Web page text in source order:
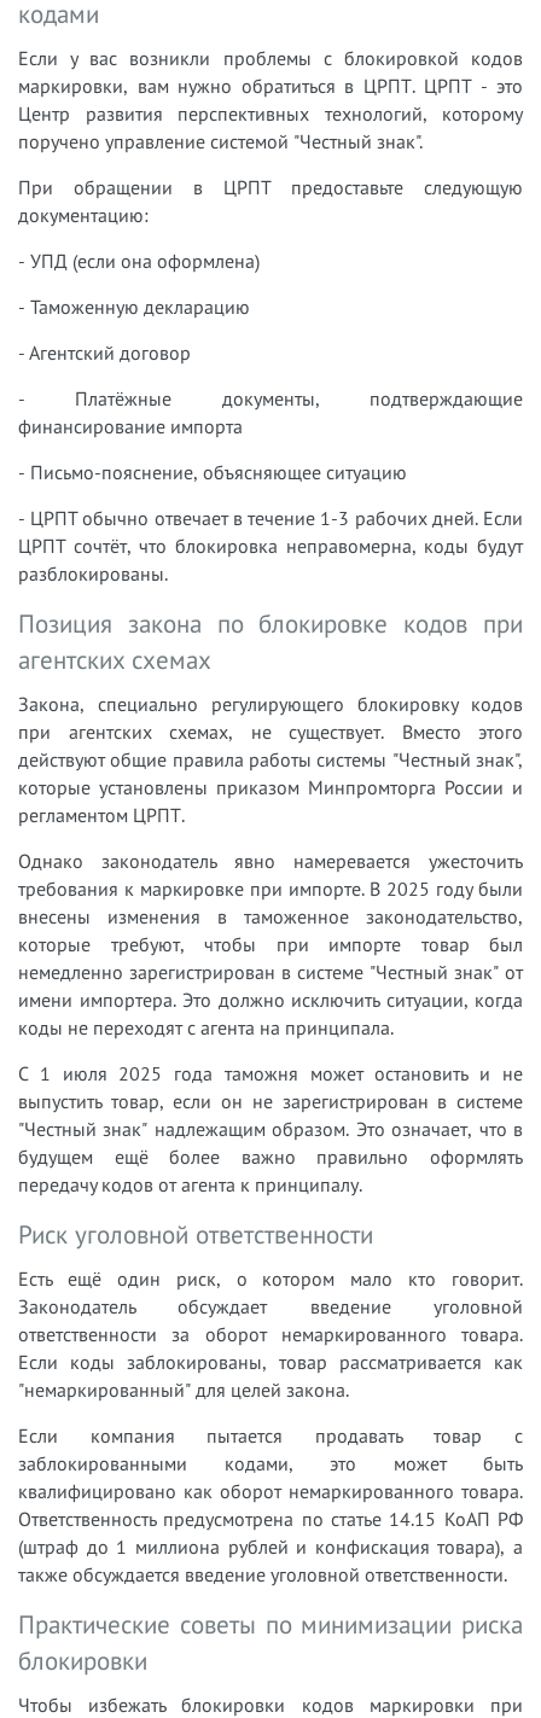
кодами
Если у вас возникли проблемы с блокировкой кодов
маркировки, вам нужно обратиться в ЦРПТ. ЦРПТ - это
Центр развития перспективных технологий, которому
поручено управление системой "Честный знак".
При обращении в ЦРПТ предоставьте следующую
документацию:
- УПД (если она оформлена)
- Таможенную декларацию
- Агентский договор
- Платёжные документы, подтверждающие
финансирование импорта
- Письмо-пояснение, объясняющее ситуацию
- ЦРПТ обычно отвечает в течение 1-3 рабочих дней. Если
ЦРПТ сочтёт, что блокировка неправомерна, коды будут
разблокированы.
Позиция закона по блокировке кодов при
агентских схемах
Закона, специально регулирующего блокировку кодов
при агентских схемах, не существует. Вместо этого
действуют общие правила работы системы "Честный знак",
которые установлены приказом Минпромторга России и
регламентом ЦРПТ.
Однако законодатель явно намеревается ужесточить
требования к маркировке при импорте. В 2025 году были
внесены изменения в таможенное законодательство,
которые требуют, чтобы при импорте товар был
немедленно зарегистрирован в системе "Честный знак" от
имени импортера. Это должно исключить ситуации, когда
коды не переходят с агента на принципала.
С 1 июля 2025 года таможня может остановить и не
выпустить товар, если он не зарегистрирован в системе
"Честный знак" надлежащим образом. Это означает, что в
будущем ещё более важно правильно оформлять
передачу кодов от агента к принципалу.
Риск уголовной ответственности
Есть ещё один риск, о котором мало кто говорит.
Законодатель обсуждает введение уголовной
ответственности за оборот немаркированного товара.
Если коды заблокированы, товар рассматривается как
"немаркированный" для целей закона.
Если компания пытается продавать товар с
заблокированными кодами, это может быть
квалифицировано как оборот немаркированного товара.
Ответственность предусмотрена по статье 14.15 КоАП РФ
(штраф до 1 миллиона рублей и конфискация товара), а
также обсуждается введение уголовной ответственности.
Практические советы по минимизации риска
блокировки
Чтобы избежать блокировки кодов маркировки при